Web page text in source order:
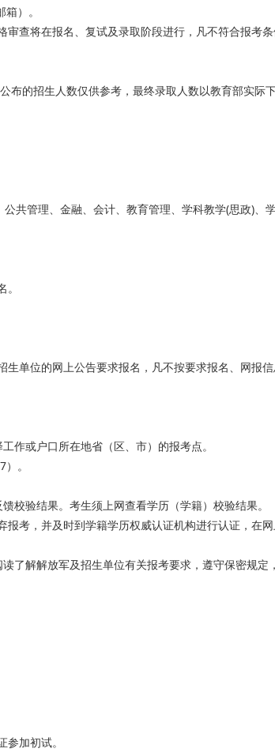
）。
查将在报名、复试及录取阶段进行，凡不符合报考
的招生人数仅供参考，最终录取人数以教育部实际下
管理、金融、会计、教育管理、学科教学(思政)、
单位的网上公告要求报名，凡不按要求报名、网报
作或户口所在地省（区、市）的报考点。
。
校验结果。考生须上网查看学历（学籍）校验结果。
考，并及时到学籍学历权威认证机构进行认证，在
了解解放军及招生单位有关报考要求，遵守保密规定
加初试。